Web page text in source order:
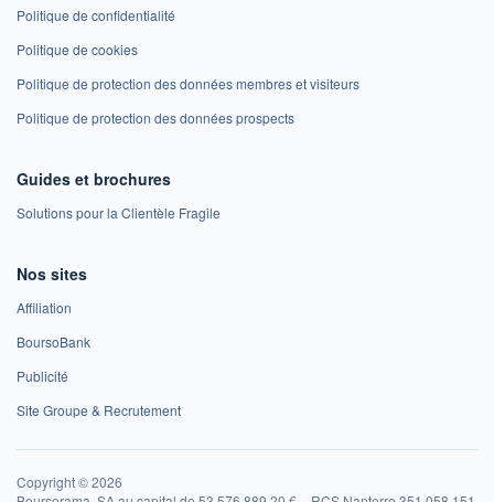
Politique de confidentialité
Politique de cookies
Politique de protection des données membres et visiteurs
Politique de protection des données prospects
Guides et brochures
Solutions pour la Clientèle Fragile
Nos sites
Affiliation
BoursoBank
Publicité
Site Groupe & Recrutement
Copyright © 2026